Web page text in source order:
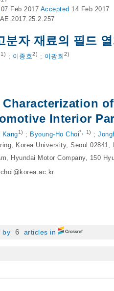
07 Feb 2017 Accepted 14 Feb 2017
분자 재료의 필드
1) ; 이종호2) ; 이광희2)
Interior
Kang1) ; Byoung-Ho Choi*, 1) ;
Korea University, Seoul 02841,
Hyundai Motor Company, 150
by 6 articles in